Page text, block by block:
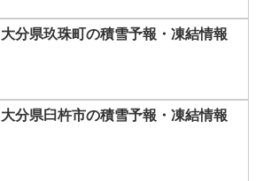
大分県玖珠町の積雪予報・凍結情報
大分県臼杵市の積雪予報・凍結情報